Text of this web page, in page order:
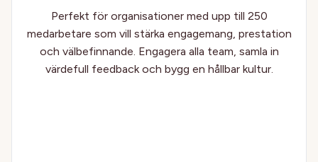
Perfekt för organisationer med upp till 250
medarbetare som vill stärka engagemang, prestation
och välbefinnande. Engagera alla team, samla in
värdefull feedback och bygg en hållbar kultur.